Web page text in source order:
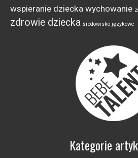
wspieranie dziecka wychowanie
zdrowie dziecka środowisko językowe
Kategorie